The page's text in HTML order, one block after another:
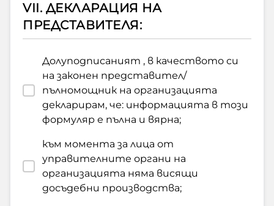
VII. ДЕКЛАРАЦИЯ НА
ПРЕДСТАВИТЕЛЯ:
Долуподписаният , в качеството си
на законен представител/
пълномощник на организацията
декларирам, че: информацията в този
формуляр е пълна и вярна;
към момента за лица от
управителните органи на
организацията няма висящи
досъдебни производства;